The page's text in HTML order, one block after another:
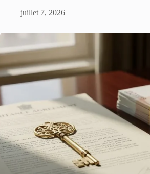
juillet 7, 2026